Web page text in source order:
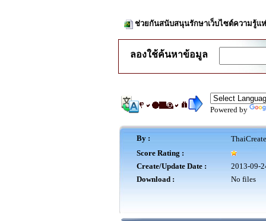
ช่วยกันสนับสนุนรักษาเว็บไซต์ความรู้แ
ลองใช้ค้นหาข้อมูล
Powered by
By :
Score Rating :
Create/Update Date :
2013-09-
Download :
No files